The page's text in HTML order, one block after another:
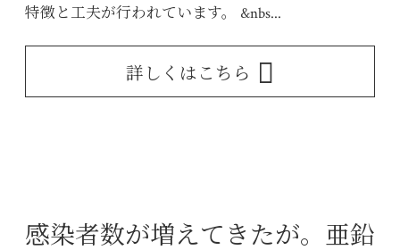
特徴と工夫が行われています。 &nbs...
詳しくはこちら
感染者数が増えてきたが。亜鉛